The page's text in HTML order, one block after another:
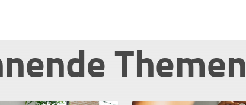
Themen